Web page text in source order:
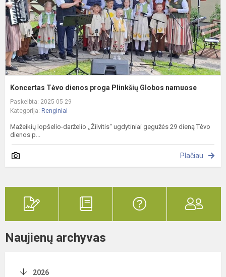
Koncertas Tėvo dienos proga Plinkšių Globos namuose
Paskelbta: 2025-05-29
Kategorija: Renginiai
Mažeikių lopšelio-darželio ,,Žilvitis“ ugdytiniai gegužės 29 dieną Tėvo
dienos p...
Plačiau
Naujienų archyvas
2026